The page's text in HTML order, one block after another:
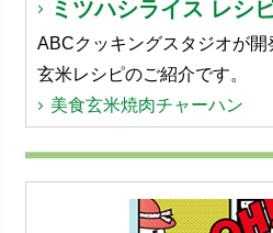
ミツハシライス レシ
ABCクッキングスタジオが
玄米レシピのご紹介です。
美食玄米焼肉チャーハン